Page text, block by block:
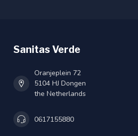
Sanitas Verde
Oranjeplein 72
5104 HJ Dongen
the Netherlands
0617155880